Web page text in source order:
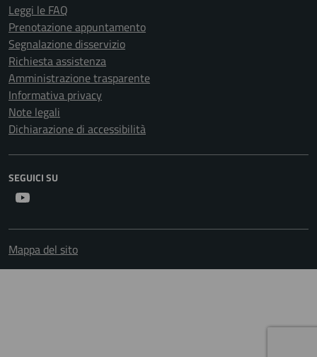
Leggi le FAQ
Prenotazione appuntamento
Segnalazione disservizio
Richiesta assistenza
Amministrazione trasparente
Informativa privacy
Note legali
Dichiarazione di accessibilità
SEGUICI SU
Mappa del sito